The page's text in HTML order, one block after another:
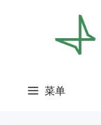
菜单